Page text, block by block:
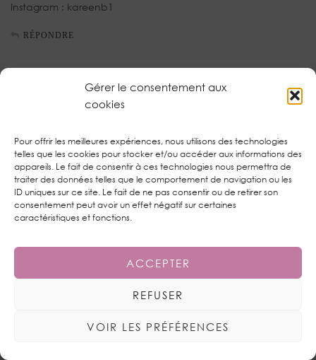
Gérer le consentement aux
cookies
Pour offrir les meilleures expériences, nous utilisons des technologies
telles que les cookies pour stocker et/ou accéder aux informations des
appareils. Le fait de consentir à ces technologies nous permettra de
traiter des données telles que le comportement de navigation ou les
ID uniques sur ce site. Le fait de ne pas consentir ou de retirer son
consentement peut avoir un effet négatif sur certaines
caractéristiques et fonctions.
ACCEPTER
REFUSER
VOIR LES PRÉFÉRENCES
Instagram : kareenb1
RÉPONDRE
AUTEUR/AUTRICE
3 MARS 2017 / 17:41
Ce n’est pas grand chose 4 kgs mais en tant que petit
gabarit, je sais bien que même peu, ça peut paraitre
beaucoup pour chacun. L’important est ce qu’on ressent
^^. Merci pour ta participation et surtout, bonne chance
🙂
1 MARS 2017 / 10:15
Une très belle découverte ! Merci pour vos conseils très